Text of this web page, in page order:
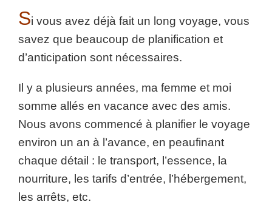
Si vous avez déjà fait un long voyage, vous
savez que beaucoup de planification et
d’anticipation sont nécessaires.
Il y a plusieurs années, ma femme et moi
somme allés en vacance avec des amis.
Nous avons commencé à planifier le voyage
environ un an à l’avance, en peaufinant
chaque détail : le transport, l’essence, la
nourriture, les tarifs d’entrée, l’hébergement,
les arrêts, etc.